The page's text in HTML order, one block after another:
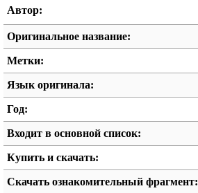
Автор:
Оригинальное название:
Метки:
Язык оригинала:
Год:
Входит в основной список:
Купить и скачать:
Скачать ознакомительный фрагмент: